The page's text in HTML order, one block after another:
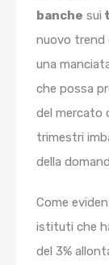
banche sui
nuovo trend
una
che possa
del mercato
trimestri
della
Come
istituti che
del 3%